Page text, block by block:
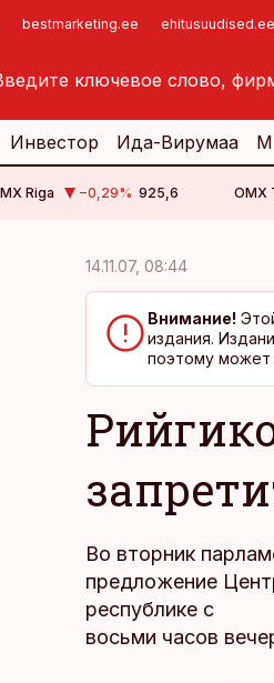
bestmarketing.ee ehitusuudised.ee
Инвестор Ида-Вирумаа
Riga −0,29% 925,6 OMX
14.11.07, 08:44
Внимание!
издания.
поэтому может
Во вторник
предложение
республике с
восьми часов